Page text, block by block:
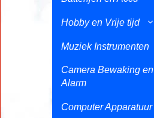
Hobby en Vrije tijd
Muziek Instrumenten
Camera Bewaking en
Alarm
Computer Apparatuur